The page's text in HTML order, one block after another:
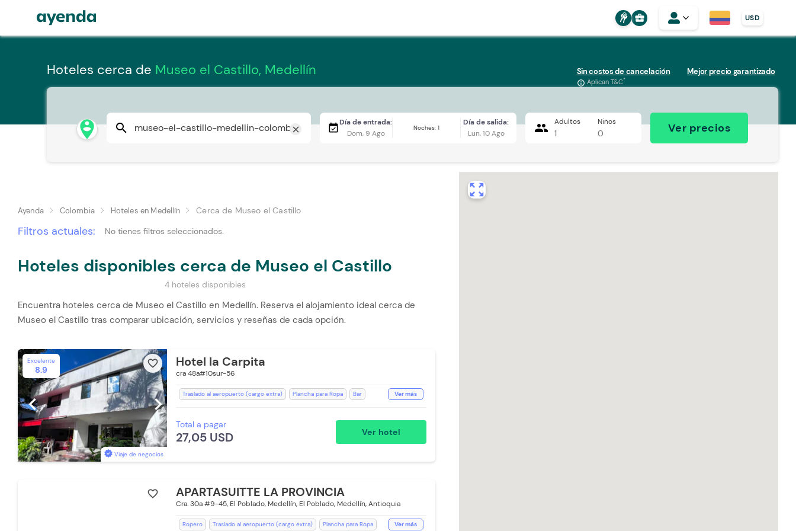
business_center USD
Hoteles cerca de Museo el Castillo, Medellín Sin costos de cancelación
info_outline Aplican T&C*
Mejor precio garantizado
person_pin_circle search close event_availableDía de entrada:
Dom, 9 Ago
Noches: 1
Día de salida:
Lun, 10 Ago
people Adultos
1
Niños
0 Ver precios
Ayenda Colombia Hoteles en Medellín Cerca de Museo el Castillo
Filtros actuales: No tienes filtros seleccionados.
Hoteles disponibles cerca de Museo el Castillo
4 hoteles disponibles
Encuentra hoteles cerca de Museo el Castillo en Medellín. Reserva el alojamiento ideal cerca de
Museo el Castillo tras comparar ubicación, servicios y reseñas de cada opción.
Excelente
8.9
favorite_border
Viaje de negocios
chevron_left chevron_right
Hotel la Carpita
cra 48a#10sur-56
Traslado al aeropuerto (cargo extra) Plancha para Ropa
Bar
Aceptan Mascotas (Cargo Extra)
Aceptan mascotas pequeñas (Cargo Extra)
Toallas de cuerpo
Ducha Room Service
Ver más
Total a pagar
27,05 USD Ver hotel
favorite_border APARTASUITTE LA PROVINCIA
Cra. 30a #9-45, El Poblado, Medellín, El Poblado, Medellín, Antioquia
Ropero Traslado al aeropuerto (cargo extra)
Plancha para Ropa
Ver más
zoom_out_map